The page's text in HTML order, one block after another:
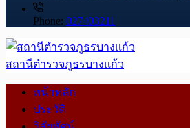
Phone: 027403211
สถานีตำรวจภูธรบางแก้ว
หน้าหลัก
ประวัติ